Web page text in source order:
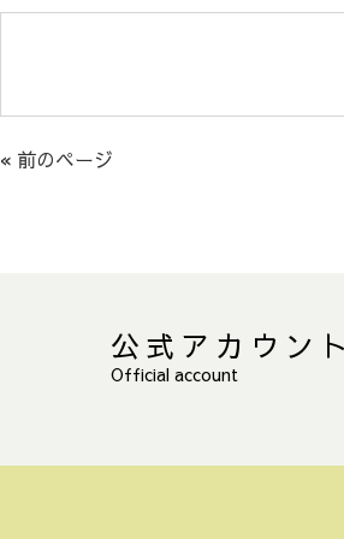
« 前のページ
公式アカウント
Official account